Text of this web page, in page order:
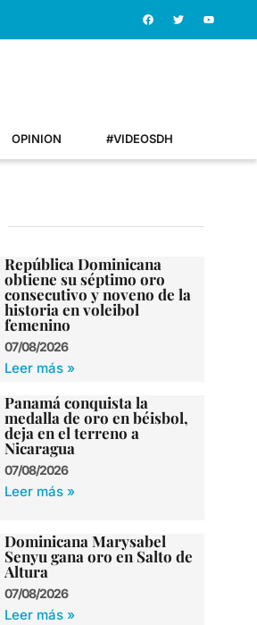
OPINION #VIDEOSDH
República Dominicana
obtiene su séptimo oro
consecutivo y noveno de la
historia en voleibol
femenino
07/08/2026
Leer más »
Panamá conquista la
medalla de oro en béisbol,
deja en el terreno a
Nicaragua
07/08/2026
Leer más »
Dominicana Marysabel
Senyu gana oro en Salto de
Altura
07/08/2026
Leer más »